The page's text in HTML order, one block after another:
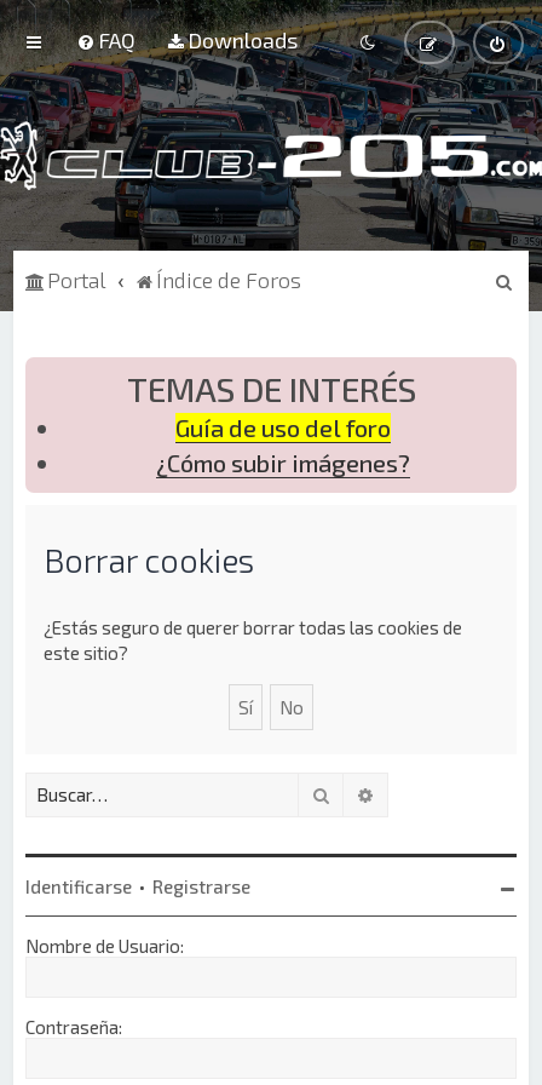
FAQ Downloads
Portal Índice de Foros
B
TEMAS DE INTERÉS
Guía de uso del foro
¿Cómo subir imágenes?
Borrar cookies
¿Estás seguro de querer borrar todas las cookies de
este sitio?
Buscar
Identificarse • Registrarse
Nombre de Usuario:
Contraseña: